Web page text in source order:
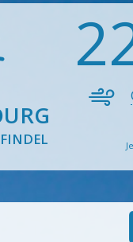
FINDEL